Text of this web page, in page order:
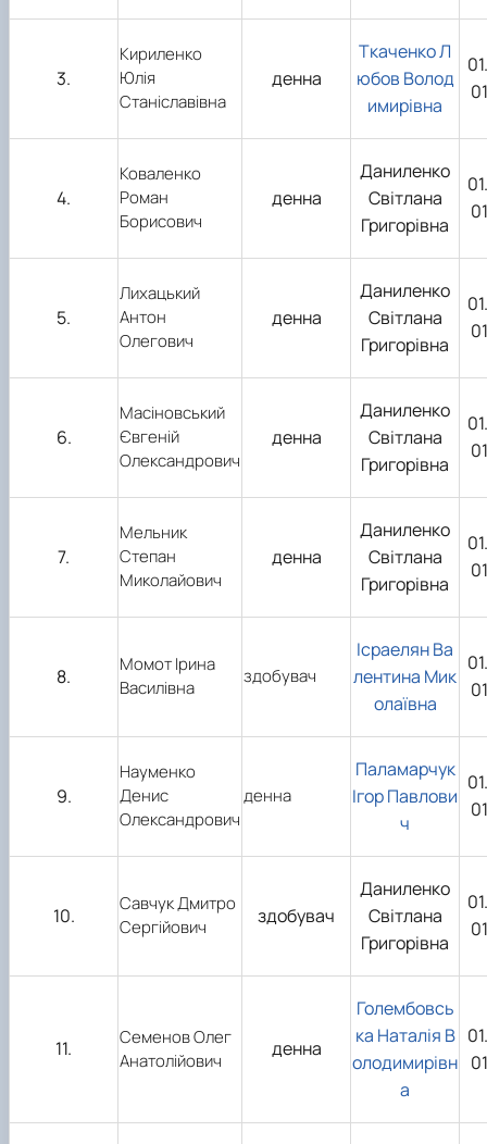
3.
Кириленко
Юлія
Станіславівна
денна
Ткаченко Л
юбов Волод
имирівна
4.
Коваленко
Роман
Борисович
денна
Даниленко
Світлана
Григорівна
5.
Лихацький
Антон
Олегович
денна
Даниленко
Світлана
Григорівна
6.
Масіновський
Євгеній
Олександрович
денна
Даниленко
Світлана
Григорівна
7.
Мельник
Степан
Миколайович
денна
Даниленко
Світлана
Григорівна
8.
Момот Ірина
Василівна
здобувач
Ісраелян Ва
лентина Мик
олаївна
9.
Науменко
Денис
Олександрович
денна
Паламарчук
Ігор Павлови
ч
10.
Савчук Дмитро
Сергійович
здобувач
Даниленко
Світлана
Григорівна
11.
Семенов Олег
Анатолійович
денна
Голембовсь
ка Наталія В
олодимирівн
а